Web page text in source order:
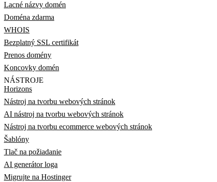
Lacné názvy domén
Doména zdarma
WHOIS
Bezplatný SSL certifikát
Prenos domény
Koncovky domén
NÁSTROJE
Horizons
Nástroj na tvorbu webových stránok
AI nástroj na tvorbu webových stránok
Nástroj na tvorbu ecommerce webových stránok
Šablóny
Tlač na požiadanie
AI generátor loga
Migrujte na Hostinger